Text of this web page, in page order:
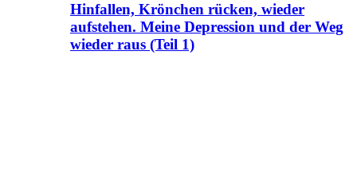
Hinfallen, Krönchen rücken, wieder
aufstehen. Meine Depression und der Weg
wieder raus (Teil 1)